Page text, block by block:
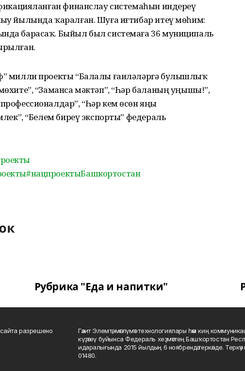
финанслау системаһын индереү
йылында ҡаралған. Шуға иғтибар итеү мөһим:
барасаҡ. Быйыл был системаға 36 муниципаль
милли проекты “Балалы ғаиләләргә булышлыҡ
“Заманса мәктәп”, “Һәр баланың уңышы!”,
“Һәр кем өсөн яңы
“Белем биреү экспорты” федераль
#нацпроектыБашкортостан
Рубрика "Еда и напитки"
разрешено
Гәзит Элемтә, мәғлүмәт технологиялары һәм киң
күҙәтеү буйынса Федераль хеҙмәттең Башҡортостан
идаралығында 2015 йылдың 6 ноябрендә теркәлде.
01480.